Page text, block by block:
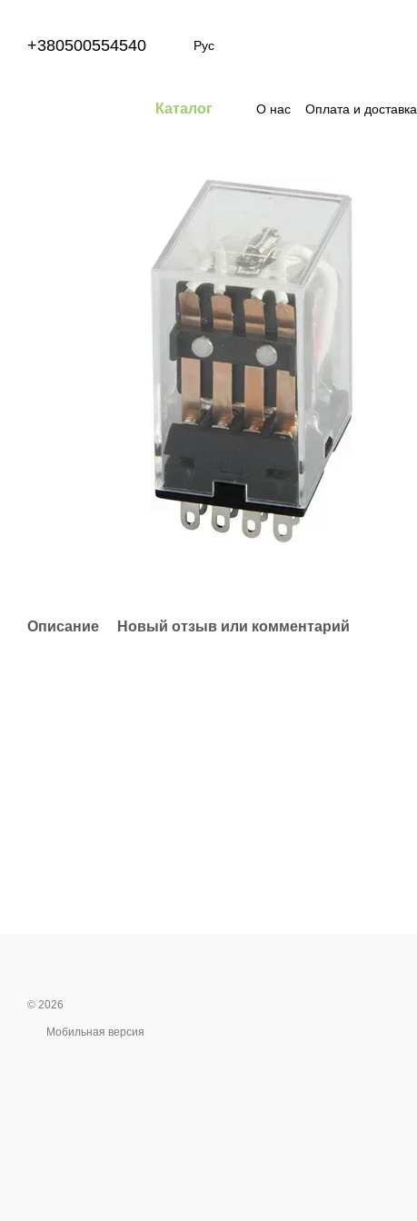
+380500554540 Рус
Каталог О нас Оплата и доставка
Описание Новый отзыв или комментарий
© 2026
Мобильная версия